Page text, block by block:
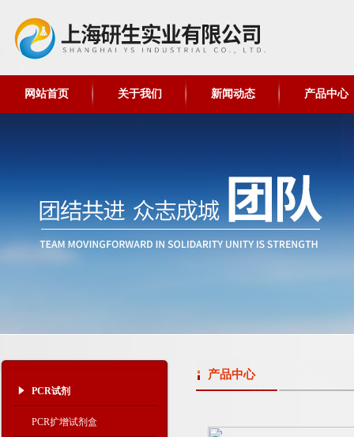
网站首页 关于我们 新闻动态 产品中心
PCR试剂
PCR扩增试剂盒
产品中心